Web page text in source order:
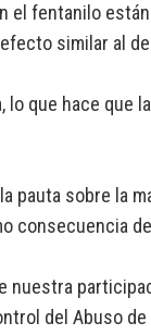
el fentanilo
similar al
que hace que
pauta sobre la
consecuencia
nuestra
del Abuso de